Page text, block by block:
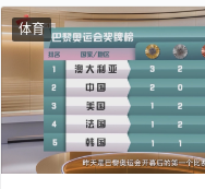
体育